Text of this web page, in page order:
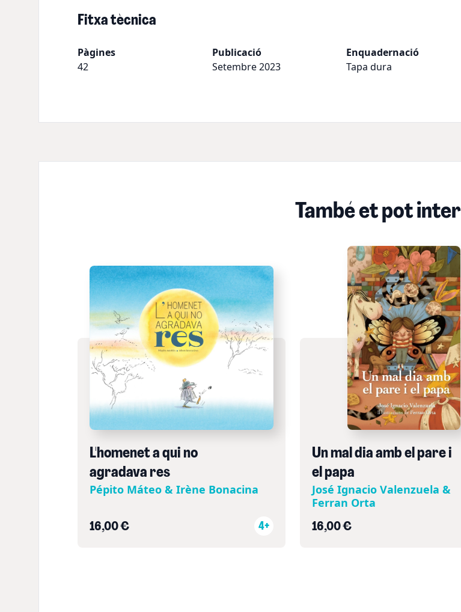
Fitxa tècnica
Pàgines
42
Publicació
Setembre 2023
Enquadernació
Tapa dura
També et pot
L'homenet a qui no
agradava res
Pépito Máteo & Irène Bonacina
16,00 € 4+
Un mal dia amb el pare i
el papa
José Ignacio Valenzuela &
Ferran Orta
16,00 €